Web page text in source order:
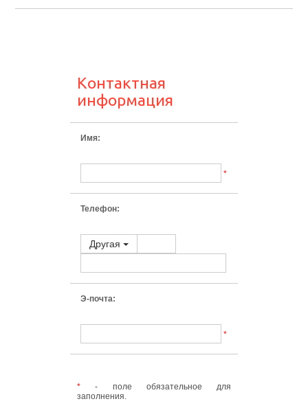
Контактная
информация
Имя:
*
Телефон:
Другая
Э-почта:
*
* - поле обязательное для
заполнения.